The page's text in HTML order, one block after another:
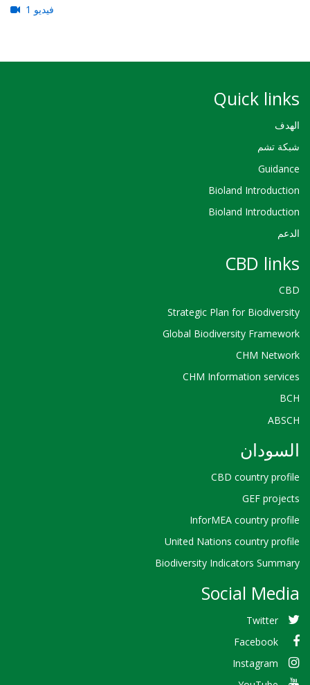
1 فيديو
Quick links
الهدف
شبكة تشم
Guidance
Bioland Introduction
Bioland Introduction
الدعم
CBD links
CBD
Strategic Plan for Biodiversity
Global Biodiversity Framework
CHM Network
CHM Information services
BCH
ABSCH
السودان
CBD country profile
GEF projects
InforMEA country profile
United Nations country profile
Biodiversity Indicators Summary
Social Media
Twitter
Facebook
Instagram